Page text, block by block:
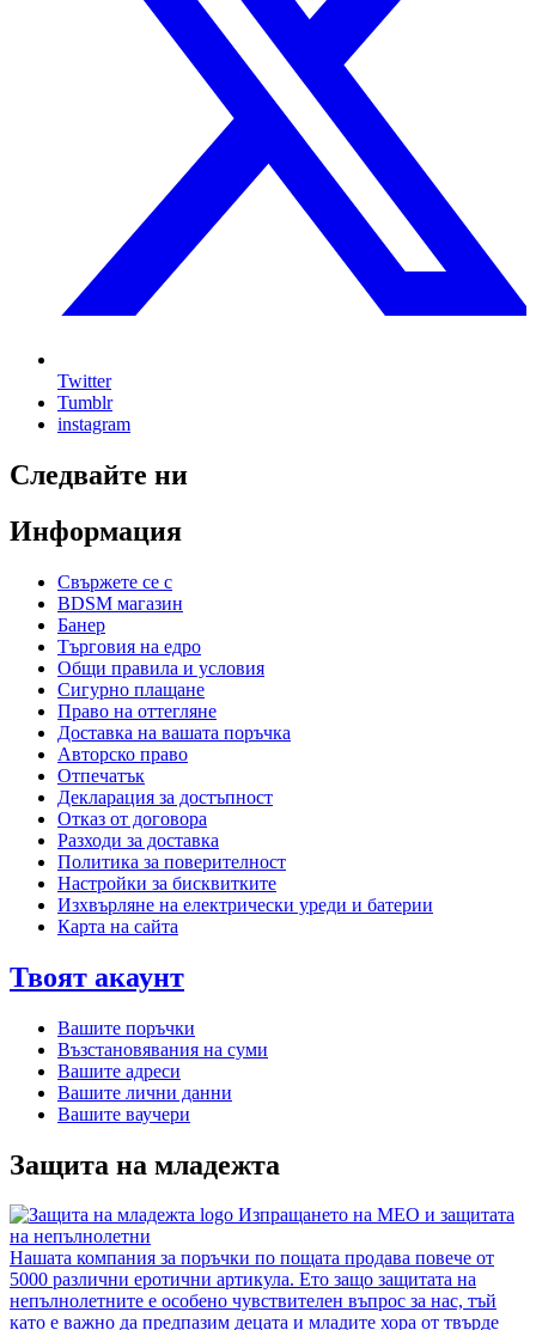
Twitter
Tumblr
instagram
Следвайте ни
Информация
Свържете се с
BDSM магазин
Банер
Търговия на едро
Общи правила и условия
Сигурно плащане
Право на оттегляне
Доставка на вашата поръчка
Авторско право
Отпечатък
Декларация за достъпност
Отказ от договора
Разходи за доставка
Политика за поверителност
Настройки за бисквитките
Изхвърляне на електрически уреди и батерии
Карта на сайта
Твоят акаунт
Вашите поръчки
Възстановявания на суми
Вашите адреси
Вашите лични данни
Вашите ваучери
Защита на младежта
Изпращането на MEO и защитата
на непълнолетни
Нашата компания за поръчки по пощата продава повече от
5000 различни еротични артикула. Ето защо защитата на
непълнолетните е особено чувствителен въпрос за нас, тъй
като е важно да предпазим децата и младите хора от твърде